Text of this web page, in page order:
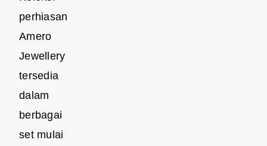
perhiasan
Amero
Jewellery
tersedia
dalam
berbagai
set mulai